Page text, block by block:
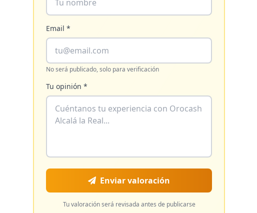
Email *
No será publicado, solo para verificación
Tu opinión *
Enviar valoración
Tu valoración será revisada antes de publicarse